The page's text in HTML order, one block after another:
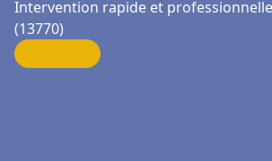
Intervention rapide et
(13770)